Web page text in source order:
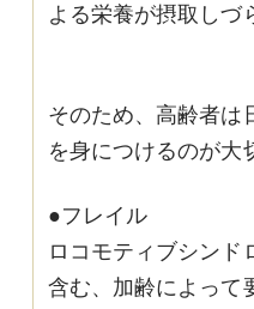
よる栄養が摂取しづ
そのため、高齢者は
を身につけるのが大
●フレイル
ロコモティブシンド
含む、加齢によって